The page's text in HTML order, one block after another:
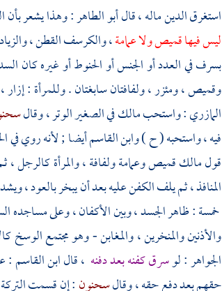
استغرق الدين ماله ، قالأبو الطاهر: وهذا يشعر بأن
ليس فيها قميص ولا عمامة، والكرسف القطن ،
بسرف في العدد أو الجنس أو الحنوط أو غيره كان
وقميص ، ومئزر ، ولفافتان سابغتان . وللمرأة :
المازري: واستحبمالكفي الصغير الوتر ، وقال
فيه ، واستحبه ( ح )وابن القاسمأيضا ; لأنه روي في
قولمالكقميص وعمامة ولفافة ، والمرأة كالرجل ،
المنافذ ، ثم يلف الكفن عليه بعد أن يبخر بالعود ،
خمسة : ظاهر الجسد ، وبين الأكفان ، وعلى مساجده
والأذنين والمنخرين ، والمغابن - وهو مجتمع الوسخ
الجواهر : لوسرق كفنه بعد دفنه ، قالابن القاسم: